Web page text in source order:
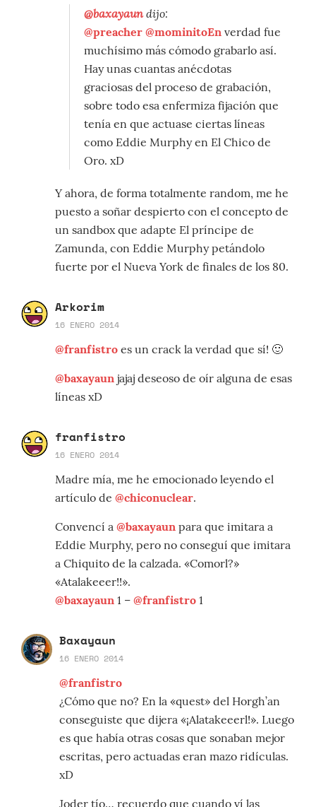
@baxayaundijo:
@preacher @mominitoEn verdad fue
muchísimo más cómodo grabarlo así.
Hay unas cuantas anécdotas
graciosas del proceso de grabación,
sobre todo esa enfermiza fijación que
tenía en que actuase ciertas líneas
como Eddie Murphy en El Chico de
Oro. xD
Y ahora, de forma totalmente random, me he
puesto a soñar despierto con el concepto de
un sandbox que adapte El príncipe de
Zamunda, con Eddie Murphy petándolo
fuerte por el Nueva York de finales de los 80.
Arkorim
16 ENERO 2014
@franfistro es un crack la verdad que sí! 🙂
@baxayaun jajaj deseoso de oír alguna de esas
líneas xD
franfistro
16 ENERO 2014
Madre mía, me he emocionado leyendo el
artículo de @chiconuclear.
Convencí a @baxayaun para que imitara a
Eddie Murphy, pero no conseguí que imitara
a Chiquito de la calzada. «Comorl?»
«Atalakeeer!!».
@baxayaun 1 – @franfistro 1
Baxayaun
16 ENERO 2014
@franfistro
¿Cómo que no? En la «quest» del Horgh’an
conseguiste que dijera «¡Alatakeeerl!». Luego
es que había otras cosas que sonaban mejor
escritas, pero actuadas eran mazo ridículas.
xD
Joder tío… recuerdo que cuando ví las